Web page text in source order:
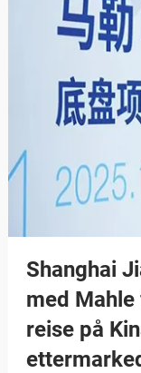
Shanghai
med
reise på